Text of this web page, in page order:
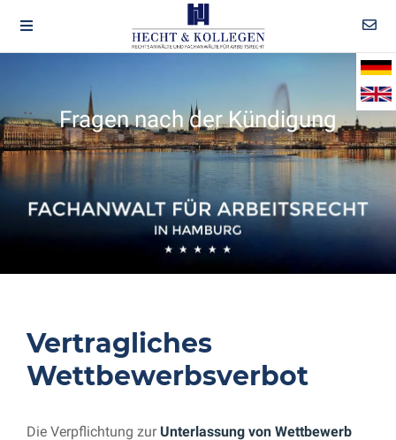
Fragen nach der Kündigung
Vertragliches
Wettbewerbsverbot
Die Verpflichtung zur Unterlassung von Wettbewerb